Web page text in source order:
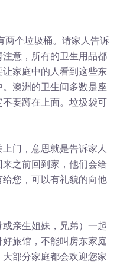
两个垃圾桶。请家人告诉
意，所有的卫生用品都
家庭中的人看到这些东
澳洲的卫生间多数是座
要蹲在上面。垃圾袋可
门，意思就是告诉家人
之前回到家，他们会给
您，可以有礼貌的向他
亲生姐妹，兄弟）一起
旅馆，不能叫房东家庭
部分家庭都会欢迎您家